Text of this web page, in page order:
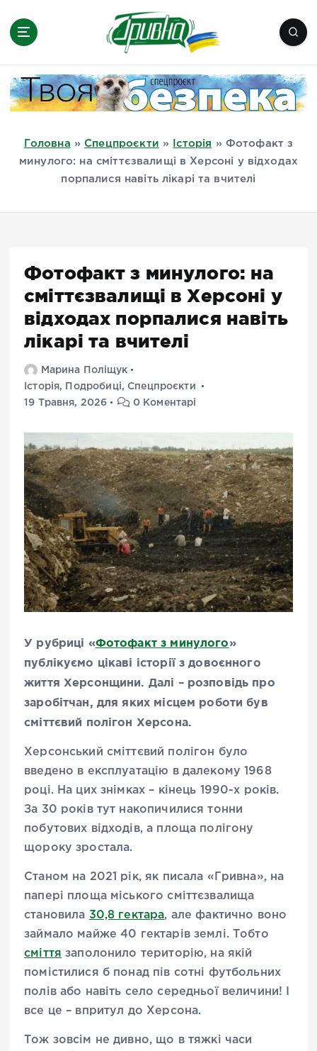
Миколаїв, Одеса, Мелітополь
Головна » Спецпроєкти » Історія » Фотофакт з
минулого: на сміттєзвалищі в Херсоні у відходах
порпалися навіть лікарі та вчителі
Фотофакт з минулого: на
сміттєзвалищі в Херсоні у
відходах порпалися навіть
лікарі та вчителі
Марина Поліщук
Історія, Подробиці, Спецпроєкти
19 Травня, 2026
0 Коментарі
У рубриці «Фотофакт з минулого»
публікуємо цікаві історії з довоєнного
життя Херсонщини. Далі – розповідь про
заробітчан, для яких місцем роботи був
сміттєвий полігон Херсона.
Херсонський сміттєвий полігон було
введено в експлуатацію в далекому 1968
році. На цих знімках – кінець 1990-х років.
За 30 років тут накопичилися тонни
побутових відходів, а площа полігону
щороку зростала.
Станом на 2021 рік, як писала «Гривна», на
папері площа міського сміттєзвалища
становила 30,8 гектара, але фактично воно
займало майже 40 гектарів землі. Тобто
сміття заполонило територію, на якій
помістилися б понад пів сотні футбольних
полів або навіть село середньої величини! І
все це – впритул до Херсона.
Тож зовсім не дивно, що в тяжкі часи